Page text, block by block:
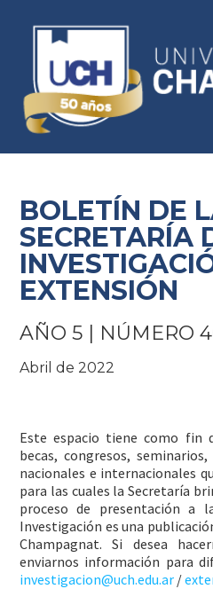
BOLETÍN DE
SECRETARÍA
EXTENSIÓN
AÑO 5 | NÚMERO
Abril de 2022
Este espacio tiene como fin
becas, congresos,
nacionales e internacionales
para las cuales la Secretaría
proceso de presentación a
Investigación es una
Champagnat. Si desea
enviarnos información para
investigacion@uch.edu.ar /